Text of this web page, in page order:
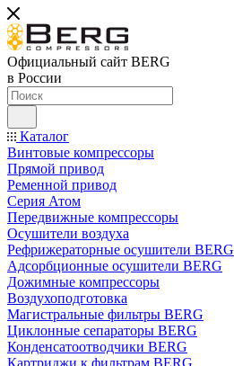
Официальный сайт BERG
в России
Каталог
Винтовые компрессоры
Прямой привод
Ременной привод
Серия Атом
Передвижные компрессоры
Осушители воздуха
Рефрижераторные осушители BERG
Адсорбционные осушители BERG
Дожимные компрессоры
Воздухоподготовка
Магистральные фильтры BERG
Циклонные сепараторы BERG
Конденсатоотводчики BERG
Картриджи к фильтрам BERG